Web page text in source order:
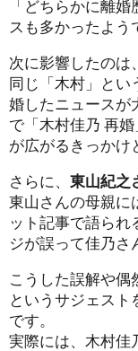
「どちらかに離
スも多かったよう
次に影響したのは、
同じ「木村」とい
婚したニュースが
で「木村佳乃 再
が広がるきっかけ
さらに、 東山紀之
東山さんの母親に
ット記事で語られ
ジが誤って佳乃さ
こうした誤解や偶
というサジェスト
です。
実際には、木村佳